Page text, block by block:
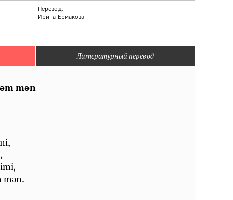
Перевод:
Ирина Ермакова
Литературный перевод
mәn
mәn.